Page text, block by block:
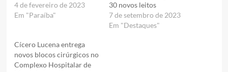
4 de fevereiro de 2023
Em "Paraíba"
30 novos leitos
7 de setembro de 2023
Em "Destaques"
Cícero Lucena entrega
novos blocos cirúrgicos no
Complexo Hospitalar de